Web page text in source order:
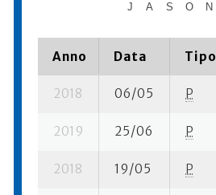
J A S O N
Anno Data Tipo
2018 06/05 P
2019 25/06 P
2018 19/05 P